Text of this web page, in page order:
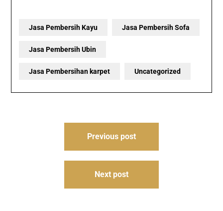
Jasa Pembersih Kayu Jasa Pembersih Sofa
Jasa Pembersih Ubin
Jasa Pembersihan karpet Uncategorized
Previous post
Next post